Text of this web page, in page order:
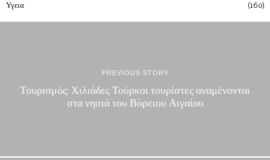
Υγεια 160
PREVIOUS STORY
Τουρισμός: Χιλιάδες Τούρκοι τουρίστες αναμένονται
στα νησιά του Βόρειου Αιγαίου